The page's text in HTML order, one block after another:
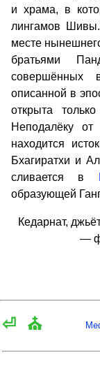
и храма, в
лингамов
месте
братьями
совершённых
описанной в
открыта
Неподалёку
находится
Бхагиратхи и
сливается в
образующей
Кедарнат,
—
⏎ ⛪